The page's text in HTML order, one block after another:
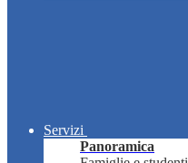
Servizi
Panoramica